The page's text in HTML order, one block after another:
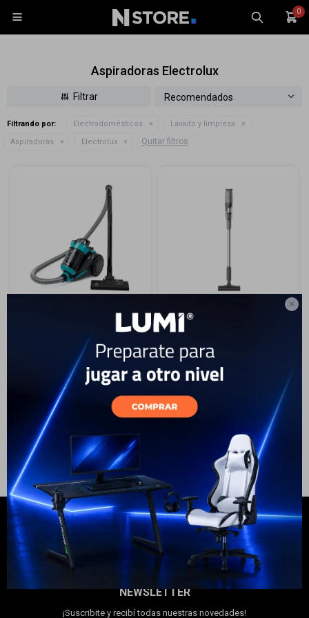

0

Aspiradoras Electrolux
Recomendados
Filtrando por: Electrodomésticos
Lavado y limpieza
Aspiradoras
Electrolux Quitar filtros
Aspiradora S/Bolsa Electrolux
USD 89
ENVÍO A TODO EL PAÍS
Aspiradora Vertical 3 en 1
300ml
USD 199
NEWSLETTER
¡Suscribite y recibí todas nuestras novedades!
TV y Audio
Hogar
Movilidad
Marcas
Celulares
Wearables
Gaming